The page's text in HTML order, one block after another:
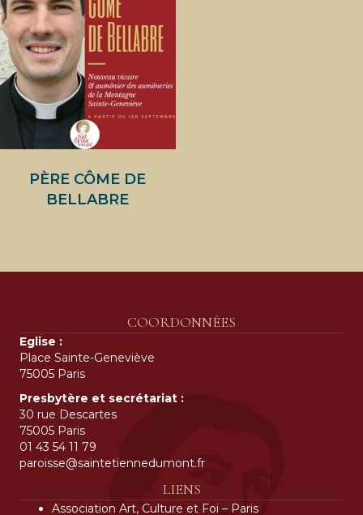
PÈRE CÔME DE
BELLABRE
COORDONNÉES
Eglise :
Place Sainte-Geneviève
75005 Paris
Presbytère et secrétariat :
30 rue Descartes
75005 Paris
01 43 54 11 79
paroisse@saintetiennedumont.fr
LIENS
Association Art, Culture et Foi – Paris